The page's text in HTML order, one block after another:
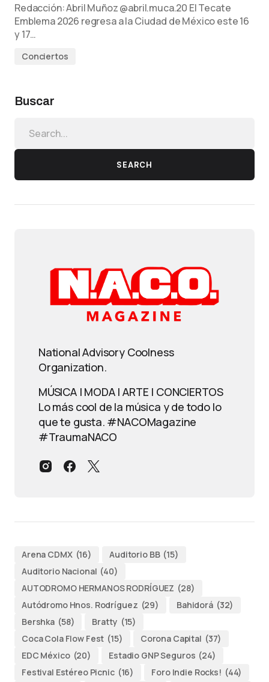
Redacción: Abril Muñoz @abril.muca.20 El Tecate
Emblema 2026 regresa a la Ciudad de México este 16
y 17…
Conciertos
Buscar
SEARCH
National Advisory Coolness
Organization.
MÚSICA | MODA | ARTE | CONCIERTOS
Lo más cool de la música y de todo lo
que te gusta. #NACOMagazine
#TraumaNACO
Arena CDMX (16) Auditorio BB (15)
Auditorio Nacional (40)
AUTODROMO HERMANOS RODRÍGUEZ (28)
Autódromo Hnos. Rodríguez (29) Bahidorá (32)
Bershka (58) Bratty (15)
Coca Cola Flow Fest (15) Corona Capital (37)
EDC México (20) Estadio GNP Seguros (24)
Festival Estéreo Picnic (16) Foro Indie Rocks! (44)